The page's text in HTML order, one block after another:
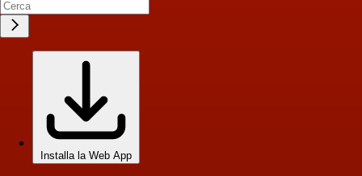
Installa la Web App